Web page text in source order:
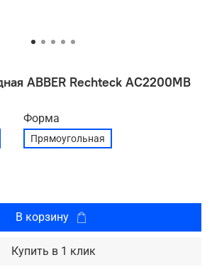
ABBER Rechteck AC2200MB
Форма
Прямоугольная
В корзину
Купить в 1 клик